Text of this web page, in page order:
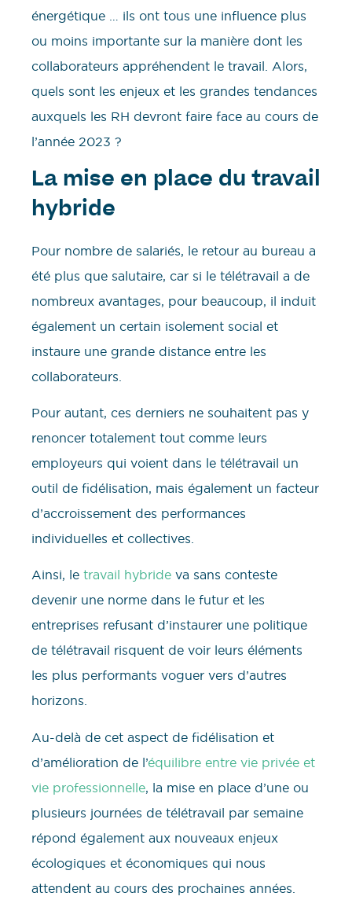
énergétique … ils ont tous une influence plus
ou moins importante sur la manière dont les
collaborateurs appréhendent le travail. Alors,
quels sont les enjeux et les grandes tendances
auxquels les RH devront faire face au cours de
l’année 2023 ?
La mise en place du travail
hybride
Pour nombre de salariés, le retour au bureau a
été plus que salutaire, car si le télétravail a de
nombreux avantages, pour beaucoup, il induit
également un certain isolement social et
instaure une grande distance entre les
collaborateurs.
Pour autant, ces derniers ne souhaitent pas y
renoncer totalement tout comme leurs
employeurs qui voient dans le télétravail un
outil de fidélisation, mais également un facteur
d’accroissement des performances
individuelles et collectives.
Ainsi, le travail hybride va sans conteste
devenir une norme dans le futur et les
entreprises refusant d’instaurer une politique
de télétravail risquent de voir leurs éléments
les plus performants voguer vers d’autres
horizons.
Au-delà de cet aspect de fidélisation et
d’amélioration de l’équilibre entre vie privée et
vie professionnelle, la mise en place d’une ou
plusieurs journées de télétravail par semaine
répond également aux nouveaux enjeux
écologiques et économiques qui nous
attendent au cours des prochaines années.